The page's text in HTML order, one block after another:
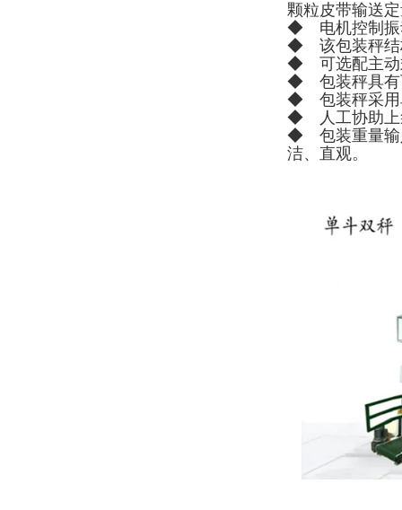
颗粒皮带输送
◆ 电机控制振
◆ 该包装秤结
◆ 可选配主动
◆ 包装秤具有
◆ 包装秤采用
◆ 人工协助上
◆ 包装重量输
洁、直观。